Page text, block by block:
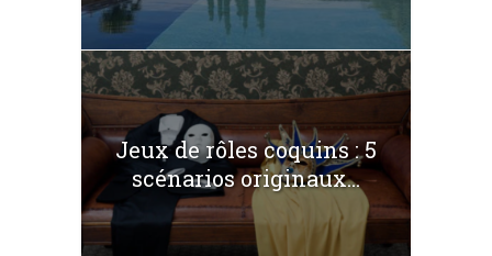
Jeux de rôles coquins : 5
scénarios originaux...